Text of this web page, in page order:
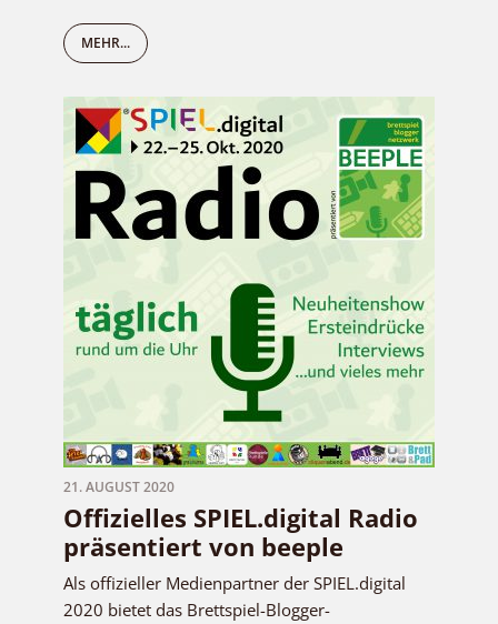
MEHR...
21. AUGUST 2020
Offizielles SPIEL.digital Radio
präsentiert von beeple
Als offizieller Medienpartner der SPIEL.digital
2020 bietet das Brettspiel-Blogger-